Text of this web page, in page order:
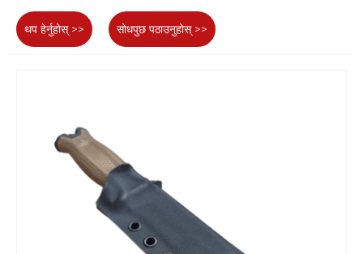
थप हेर्नुहोस् >> सोधपुछ पठाउनुहोस् >>